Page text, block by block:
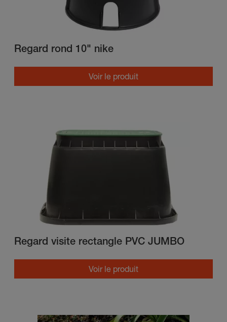
Regard rond 10" nike
Voir le produit
Regard visite rectangle PVC JUMBO
Voir le produit